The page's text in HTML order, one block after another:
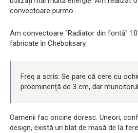
convectoare purmo.
Am convectoare "Radiator din fontă"
fabricate în Cheboksary.
Freq a scris: Se pare că cere cu
proeminență de 3 cm, dar
Oamenii fac oricine doresc. Uneori,
design, există un blat de masă de la